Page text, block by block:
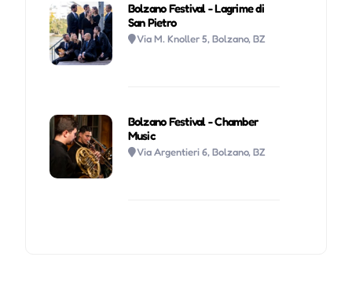
Bolzano Festival - Lagrime di
San Pietro
Via M. Knoller 5, Bolzano, BZ
Bolzano Festival - Chamber
Music
Via Argentieri 6, Bolzano, BZ